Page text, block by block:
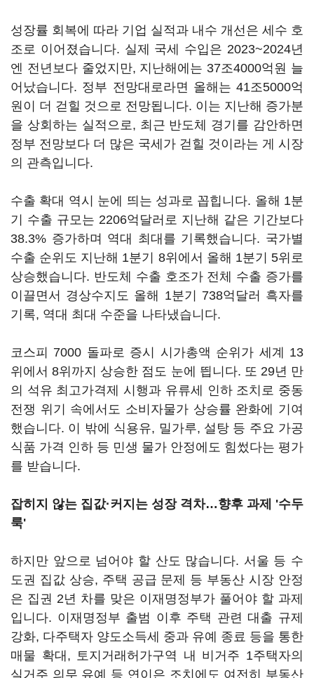
성장률 회복에 따라 기업 실적과 내수 개선은 세수 호
조로 이어졌습니다. 실제 국세 수입은 2023~2024년
엔 전년보다 줄었지만, 지난해에는 37조4000억원 늘
어났습니다. 정부 전망대로라면 올해는 41조5000억
원이 더 걷힐 것으로 전망됩니다. 이는 지난해 증가분
을 상회하는 실적으로, 최근 반도체 경기를 감안하면
정부 전망보다 더 많은 국세가 걷힐 것이라는 게 시장
의 관측입니다.
수출 확대 역시 눈에 띄는 성과로 꼽힙니다. 올해 1분
기 수출 규모는 2206억달러로 지난해 같은 기간보다
38.3% 증가하며 역대 최대를 기록했습니다. 국가별
수출 순위도 지난해 1분기 8위에서 올해 1분기 5위로
상승했습니다. 반도체 수출 호조가 전체 수출 증가를
이끌면서 경상수지도 올해 1분기 738억달러 흑자를
기록, 역대 최대 수준을 나타냈습니다.
코스피 7000 돌파로 증시 시가총액 순위가 세계 13
위에서 8위까지 상승한 점도 눈에 띕니다. 또 29년 만
의 석유 최고가격제 시행과 유류세 인하 조치로 중동
전쟁 위기 속에서도 소비자물가 상승률 완화에 기여
했습니다. 이 밖에 식용유, 밀가루, 설탕 등 주요 가공
식품 가격 인하 등 민생 물가 안정에도 힘썼다는 평가
를 받습니다.
잡히지 않는 집값·커지는 성장 격차…향후 과제 '수두
룩'
하지만 앞으로 넘어야 할 산도 많습니다. 서울 등 수
도권 집값 상승, 주택 공급 문제 등 부동산 시장 안정
은 집권 2년 차를 맞은 이재명정부가 풀어야 할 과제
입니다. 이재명정부 출범 이후 주택 관련 대출 규제
강화, 다주택자 양도소득세 중과 유예 종료 등을 통한
매물 확대, 토지거래허가구역 내 비거주 1주택자의
실거주 의무 유예 등 연이은 조치에도 여전히 부동산